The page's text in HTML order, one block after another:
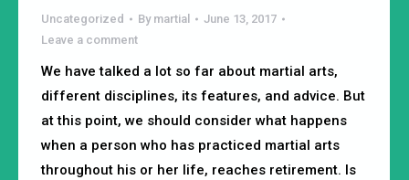
Uncategorized By martial
June 13, 2017
Leave a comment
We have talked a lot so far about martial arts,
different disciplines, its features, and advice. But
at this point, we should consider what happens
when a person who has practiced martial arts
throughout his or her life, reaches retirement. Is